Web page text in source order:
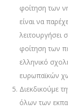
φοίτηση των
είναι να
λειτουργήσει
φοίτηση των
ελληνικό
ευρωπαϊκών
Διεκδικούμε
όλων των